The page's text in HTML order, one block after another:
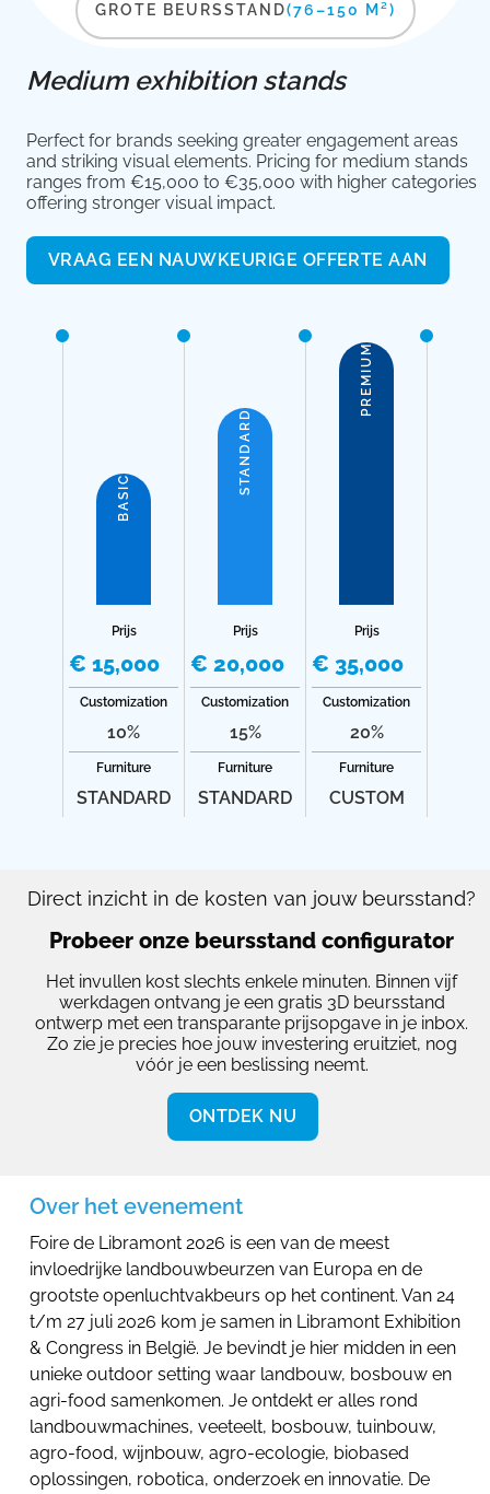
GROTE BEURSSTAND(76–150 M²)
Medium exhibition stands
Perfect for brands seeking greater engagement areas
and striking visual elements. Pricing for medium stands
ranges from €15,000 to €35,000 with higher categories
offering stronger visual impact.
VRAAG EEN NAUWKEURIGE OFFERTE AAN
BASIC
Prijs
€ 15,000
Customization
10%
Furniture
STANDARD
STANDARD
Prijs
€ 20,000
Customization
15%
Furniture
STANDARD
PREMIUM
Prijs
€ 35,000
Customization
20%
Furniture
CUSTOM
Direct inzicht in de kosten van jouw beursstand?
Probeer onze beursstand configurator
Het invullen kost slechts enkele minuten. Binnen vijf
werkdagen ontvang je een gratis 3D beursstand
ontwerp met een transparante prijsopgave in je inbox.
Zo zie je precies hoe jouw investering eruitziet, nog
vóór je een beslissing neemt.
ONTDEK NU
Over het evenement
Foire de Libramont 2026 is een van de meest
invloedrijke landbouwbeurzen van Europa en de
grootste openluchtvakbeurs op het continent. Van 24
t/m 27 juli 2026 kom je samen in Libramont Exhibition
& Congress in België. Je bevindt je hier midden in een
unieke outdoor setting waar landbouw, bosbouw en
agri-food samenkomen. Je ontdekt er alles rond
landbouwmachines, veeteelt, bosbouw, tuinbouw,
agro-food, wijnbouw, agro-ecologie, biobased
oplossingen, robotica, onderzoek en innovatie. De